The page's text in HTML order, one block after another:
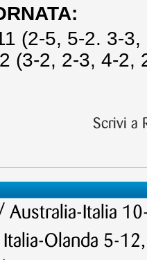
(2-5, 5-2. 3-3,
(3-2, 2-3, 4-2,
Scrivi a
Australia-Italia
Olanda 5-